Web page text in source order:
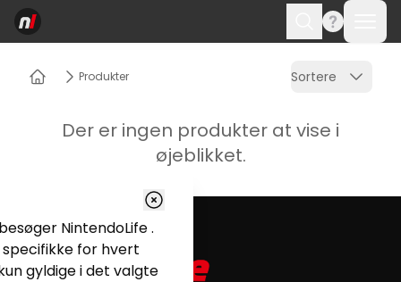
Søge
Produkter Sortere
Der er ingen produkter at vise i
øjeblikket.
NintendoLife .
for hvert
gyldige i det valgte